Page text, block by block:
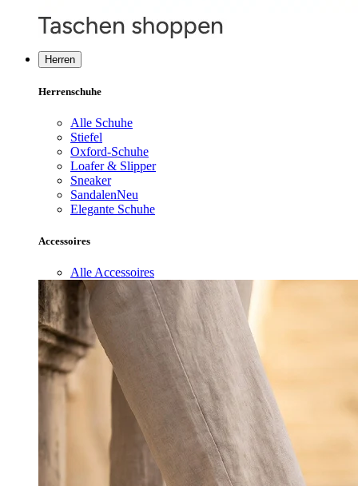
Herren
Herrenschuhe
Alle Schuhe
Stiefel
Oxford-Schuhe
Loafer & Slipper
Sneaker
SandalenNeu
Elegante Schuhe
Accessoires
Alle Accessoires